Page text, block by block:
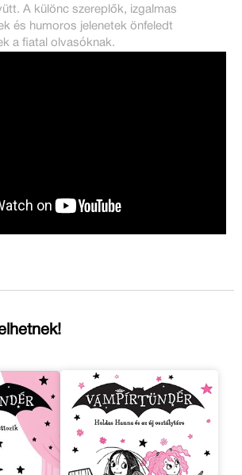
A különc szereplők, izgalmas
és humoros jelenetek önfeledt
a fiatal olvasóknak.